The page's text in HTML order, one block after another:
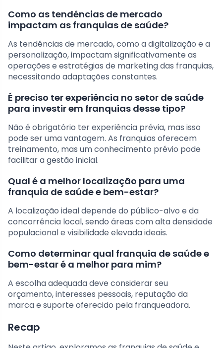
Como as tendências de mercado
impactam as franquias de saúde?
As tendências de mercado, como a digitalização e a
personalização, impactam significativamente as
operações e estratégias de marketing das franquias,
necessitando adaptações constantes.
É preciso ter experiência no setor de saúde
para investir em franquias desse tipo?
Não é obrigatório ter experiência prévia, mas isso
pode ser uma vantagem. As franquias oferecem
treinamento, mas um conhecimento prévio pode
facilitar a gestão inicial.
Qual é a melhor localização para uma
franquia de saúde e bem-estar?
A localização ideal depende do público-alvo e da
concorrência local, sendo áreas com alta densidade
populacional e visibilidade elevada ideais.
Como determinar qual franquia de saúde e
bem-estar é a melhor para mim?
A escolha adequada deve considerar seu
orçamento, interesses pessoais, reputação da
marca e suporte oferecido pela franqueadora.
Recap